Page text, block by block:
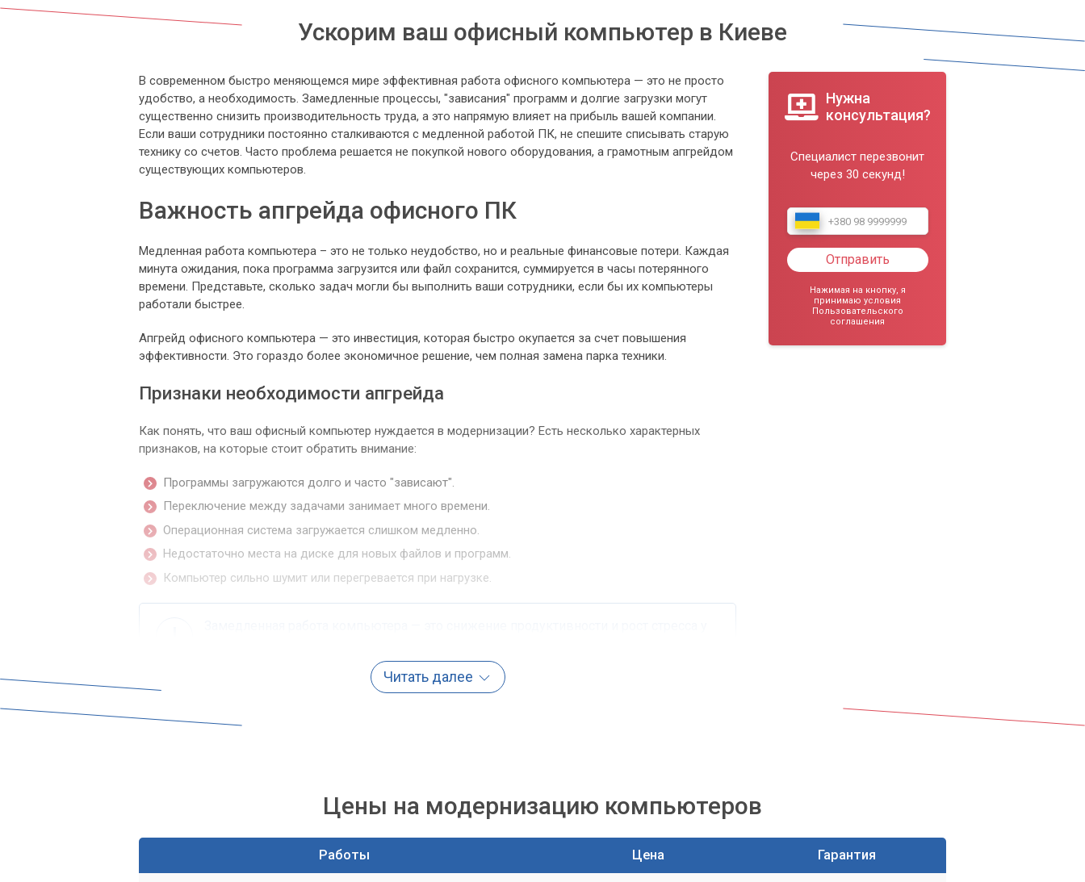
Ускорим ваш офисный компьютер в Киеве
В современном быстро меняющемся мире эффективная работа офисного компьютера — это не просто
удобство, а необходимость. Замедленные процессы, "зависания" программ и долгие загрузки могут
существенно снизить производительность труда, а это напрямую влияет на прибыль вашей компании.
Если ваши сотрудники постоянно сталкиваются с медленной работой ПК, не спешите списывать старую
технику со счетов. Часто проблема решается не покупкой нового оборудования, а грамотным апгрейдом
существующих компьютеров.
Важность апгрейда офисного ПК
Медленная работа компьютера – это не только неудобство, но и реальные финансовые потери. Каждая
минута ожидания, пока программа загрузится или файл сохранится, суммируется в часы потерянного
времени. Представьте, сколько задач могли бы выполнить ваши сотрудники, если бы их компьютеры
работали быстрее.
Апгрейд офисного компьютера — это инвестиция, которая быстро окупается за счет повышения
эффективности. Это гораздо более экономичное решение, чем полная замена парка техники.
Признаки необходимости апгрейда
Как понять, что ваш офисный компьютер нуждается в модернизации? Есть несколько характерных
признаков, на которые стоит обратить внимание:
Программы загружаются долго и часто "зависают".
Переключение между задачами занимает много времени.
Операционная система загружается слишком медленно.
Недостаточно места на диске для новых файлов и программ.
Компьютер сильно шумит или перегревается при нагрузке.
Ключевые направления апгрейда
Установка SSD-накопителя
Пожалуй, это одно из самых эффективных и недорогих решений для значительного ускорения работы
компьютера. Традиционные жесткие диски (HDD) работают на механических элементах, что является их
главным ограничением по скорости.
Читать далее
Нужна
консультация?
Специалист перезвонит
через 30 секунд!
Отправить
Нажимая на кнопку, я
принимаю условия
Пользовательского
соглашения
Цены на модернизацию компьютеров
Работы Цена Гарантия